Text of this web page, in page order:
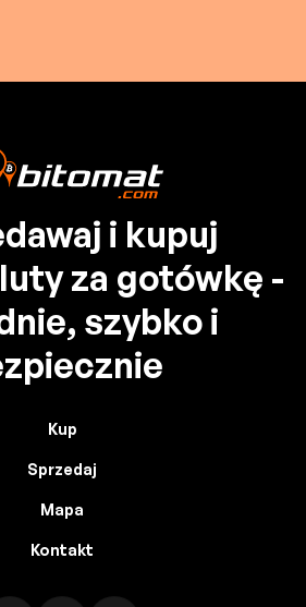
i kupuj
za gotówkę -
szybko i
Kup
Sprzedaj
Mapa
Kontakt